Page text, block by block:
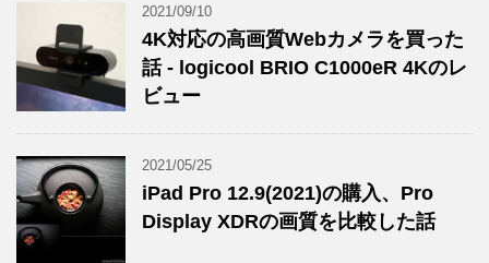
2021/09/10
4K対応の高画質Webカメラを買った
話 - logicool BRIO C1000eR 4Kのレ
ビュー
2021/05/25
iPad Pro 12.9(2021)の購入、Pro
Display XDRの画質を比較した話